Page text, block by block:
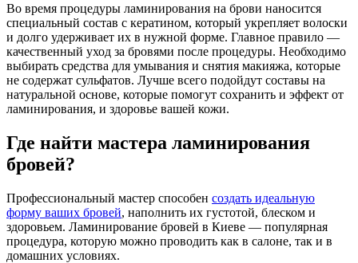
Во время процедуры ламинирования на брови наносится
специальный состав с кератином, который укрепляет волоски
и долго удерживает их в нужной форме. Главное правило —
качественный уход за бровями после процедуры. Необходимо
выбирать средства для умывания и снятия макияжа, которые
не содержат сульфатов. Лучше всего подойдут составы на
натуральной основе, которые помогут сохранить и эффект от
ламинирования, и здоровье вашей кожи.
Где найти мастера ламинирования
бровей?
Профессиональный мастер способен создать идеальную
форму ваших бровей, наполнить их густотой, блеском и
здоровьем. Ламинирование бровей в Киеве — популярная
процедура, которую можно проводить как в салоне, так и в
домашних условиях.